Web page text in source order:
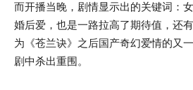
而开播当晚，剧情显示出的关键词：
婚后爱，也是一路拉高了期待值，还
为《苍兰诀》之后国产奇幻爱情的又
剧中杀出重围。